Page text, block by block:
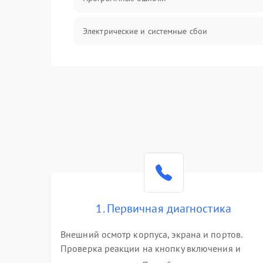
Электрические и системные сбои
Система охлаждения
1. Первичная диагностика
Внешний осмотр корпуса, экрана и портов.
Проверка реакции на кнопку включения и